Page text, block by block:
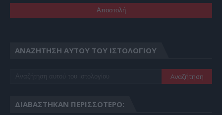
ΑΝΑΖΉΤΗΣΗ ΑΥΤΟΎ ΤΟΥ ΙΣΤΟΛΟΓΊΟΥ
ΔΙΑΒΆΣΤΗΚΑΝ ΠΕΡΙΣΣΌΤΕΡΟ: